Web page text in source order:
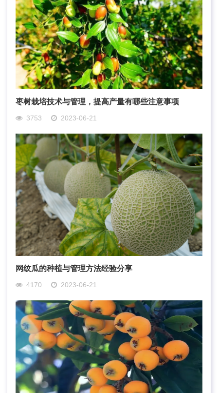
枣树栽培技术与管理，提高产量有哪些注意事项
3753 2023-06-21
网纹瓜的种植与管理方法经验分享
4170 2023-06-21